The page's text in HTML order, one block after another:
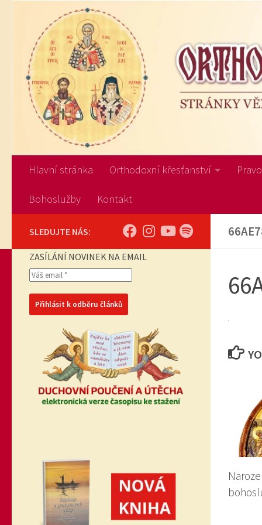
Skip to content
Hlavní stránka Orthodoxní křesťanství
Bohoslužby Kontakt
SLEDUJTE NÁS:
ZASÍLÁNÍ NOVINEK NA EMAIL